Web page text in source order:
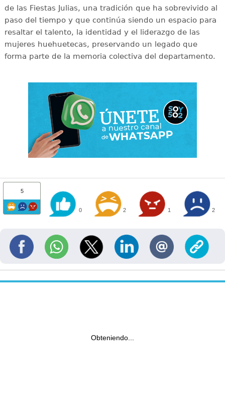
de las Fiestas Julias, una tradición que ha sobrevivido al
paso del tiempo y que continúa siendo un espacio para
resaltar el talento, la identidad y el liderazgo de las
mujeres huehuetecas, preservando un legado que
forma parte de la memoria colectiva del departamento.
5
0 2 1 2
Obteniendo...